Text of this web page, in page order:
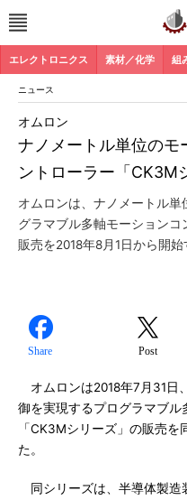
エレクトロニクス 素材／化学 組
ニュース
ナノメートル単位のモ
ントローラー「CK3M
オムロン
オムロンは、ナノメートル
グラマブル多軸モーション
販売を2018年8月1日から開始
Share Post
オムロンは2018年7月31日
御を実現するプログラマブ
「CK3Mシリーズ」の販売
た。
同シリーズは、半導体製造